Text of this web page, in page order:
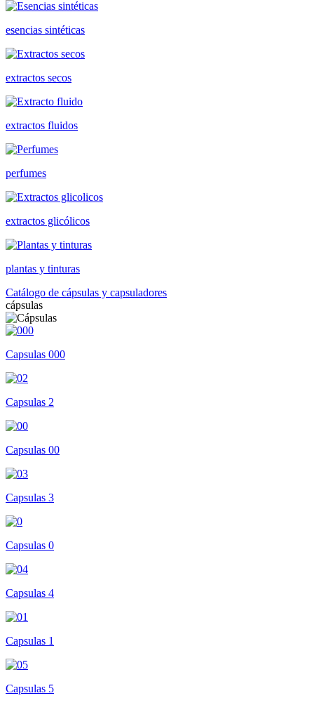
esencias sintéticas
extractos secos
extractos fluidos
perfumes
extractos glicólicos
plantas y tinturas
Catálogo de cápsulas y capsuladores
cápsulas
Capsulas 000
Capsulas 2
Capsulas 00
Capsulas 3
Capsulas 0
Capsulas 4
Capsulas 1
Capsulas 5